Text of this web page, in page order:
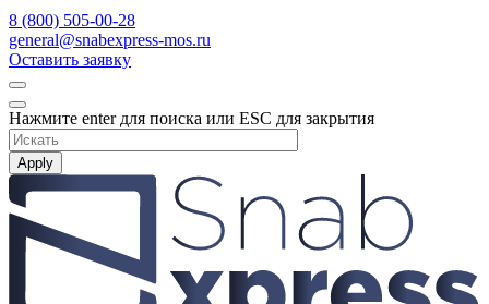
8 (800) 505-00-28
general@snabexpress-mos.ru
Оставить заявку
Нажмите enter для поиска или ESC для закрытия
Apply